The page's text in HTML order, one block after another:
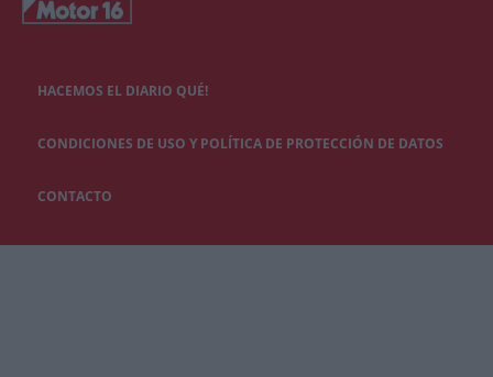
HACEMOS EL DIARIO QUÉ!
CONDICIONES DE USO Y POLÍTICA DE PROTECCIÓN DE DATOS
CONTACTO